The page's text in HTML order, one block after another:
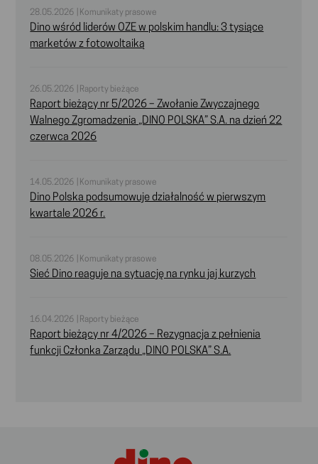
28.05.2026 | Komunikaty prasowe
Dino wśród liderów OZE w polskim handlu: 3 tysiące
marketów z fotowoltaiką
26.05.2026 | Raporty bieżące
Raport bieżący nr 5/2026 – Zwołanie Zwyczajnego
Walnego Zgromadzenia „DINO POLSKA” S.A. na dzień 22
czerwca 2026
14.05.2026 | Komunikaty prasowe
Dino Polska podsumowuje działalność w pierwszym
kwartale 2026 r.
08.05.2026 | Komunikaty prasowe
Sieć Dino reaguje na sytuację na rynku jaj kurzych
16.04.2026 | Raporty bieżące
Raport bieżący nr 4/2026 – Rezygnacja z pełnienia
funkcji Członka Zarządu „DINO POLSKA” S.A.